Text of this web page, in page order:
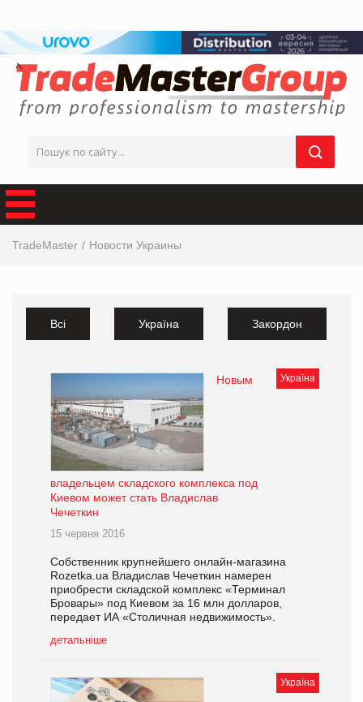
TradeMaster Новости Украины
Всі Україна Закордон
Україна
Новым
владельцем складского комплекса под
Киевом может стать Владислав
Чечеткин
15 червня 2016
Собственник крупнейшего онлайн-магазина
Rozetka.ua Владислав Чечеткин намерен
приобрести складской комплекс «Терминал
Бровары» под Киевом за 16 млн долларов,
передает ИА «Столичная недвижимость».
детальніше
Україна